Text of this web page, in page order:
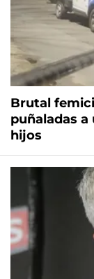
Brutal
puñaladas
hijos